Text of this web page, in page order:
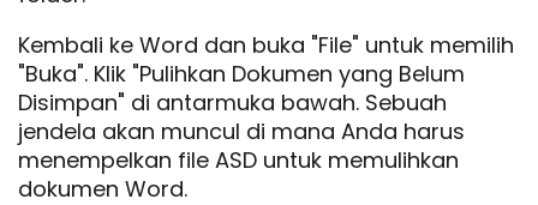
Kembali ke Word dan buka "File" untuk memilih
"Buka". Klik "Pulihkan Dokumen yang Belum
Disimpan" di antarmuka bawah. Sebuah
jendela akan muncul di mana Anda harus
menempelkan file ASD untuk memulihkan
dokumen Word.